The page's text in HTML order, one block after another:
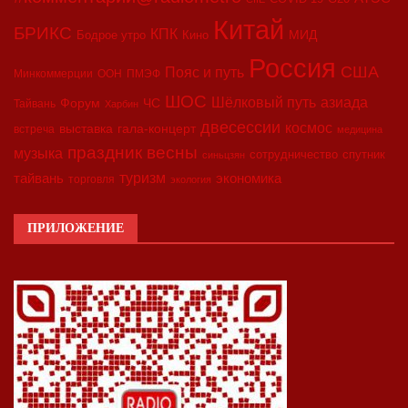
БРИКС Бодрое утро КПК Кино Китай МИД
Минкоммерции ООН ПМЭФ Пояс и путь Россия США
Тайвань Форум Харбин ЧС ШОС Шёлковый путь азиада
встреча выставка гала-концерт двесессии космос медицина
музыка праздник весны синьцзян сотрудничество спутник
тайвань торговля туризм экология экономика
ПРИЛОЖЕНИЕ